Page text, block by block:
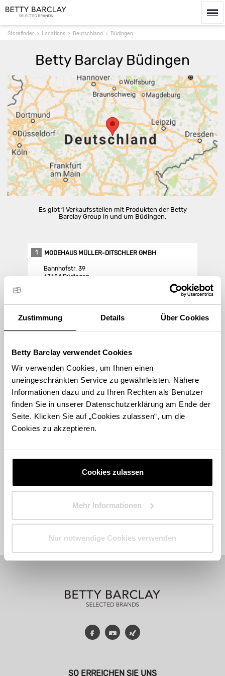
Zustimmung Details Über Cookies
Betty Barclay verwendet Cookies
Wir verwenden Cookies, um Ihnen einen
uneingeschränkten Service zu gewährleisten. Nähere
Informationen dazu und zu Ihren Rechten als Benutzer
finden Sie in unserer Datenschutzerklärung am Ende der
Seite. Klicken Sie auf „Cookies zulassen“, um die
Cookies zu akzeptieren.
Cookies zulassen
Mehr Informationen
Nur notwendige Cookies verwenden
Storefinder Locations Deutschland Büdingen
Betty Barclay Büdingen
Route berechnen
Es gibt 1 Verkaufsstellen mit Produkten der Betty
Barclay Group in und um Büdingen.
1 MODEHAUS MÜLLER-DITSCHLER GMBH
Bahnhofstr. 39
63654 Büdingen
Store Landing-Page
Route berechnen
STORE FINDEN
Fashion Accessoires Parfum
FacebookYouTube
SO ERREICHEN SIE UNS